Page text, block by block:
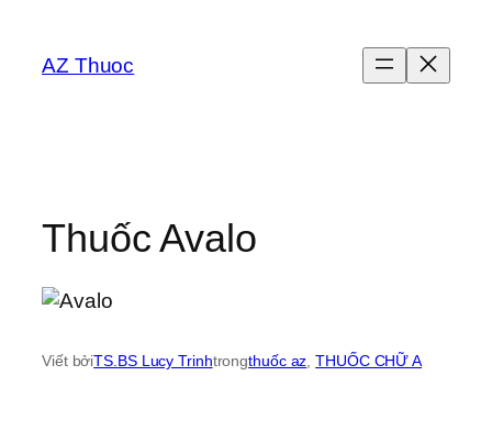
phầnAZ Thuoc
Thuốc Avalo
Viết bởiTS.BS Lucy Trinhtrongthuốc az , THUỐC CHỮ A